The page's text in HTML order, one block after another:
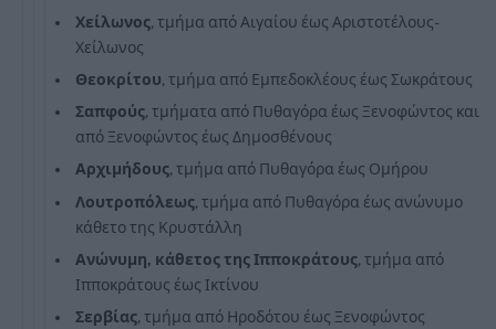
Χείλωνος, τμήμα από Αιγαίου έως Αριστοτέλους-
Χείλωνος
Θεοκρίτου, τμήμα από Εμπεδοκλέους έως Σωκράτους
Σαπφούς, τμήματα από Πυθαγόρα έως Ξενοφώντος και
από Ξενοφώντος έως Δημοσθένους
Αρχιμήδους, τμήμα από Πυθαγόρα έως Ομήρου
Λουτροπόλεως, τμήμα από Πυθαγόρα έως ανώνυμο
κάθετο της Κρυστάλλη
Ανώνυμη, κάθετος της Ιπποκράτους, τμήμα από
Ιπποκράτους έως Ικτίνου
Σερβίας, τμήμα από Ηροδότου έως Ξενοφώντος